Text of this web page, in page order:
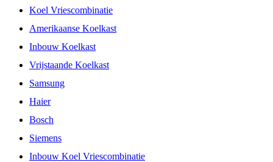
Koel Vriescombinatie
Amerikaanse Koelkast
Inbouw Koelkast
Vrijstaande Koelkast
Samsung
Haier
Bosch
Siemens
Inbouw Koel Vriescombinatie